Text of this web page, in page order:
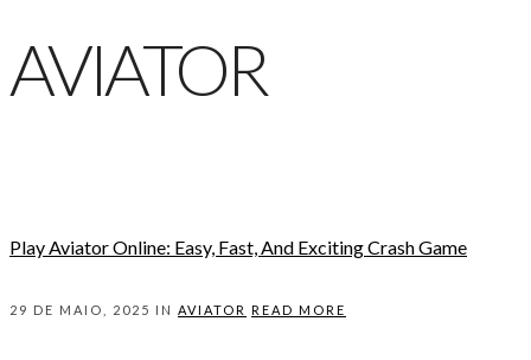
AVIATOR
Play Aviator Online: Easy, Fast, And Exciting Crash Game
29 DE MAIO, 2025 IN AVIATOR READ MORE